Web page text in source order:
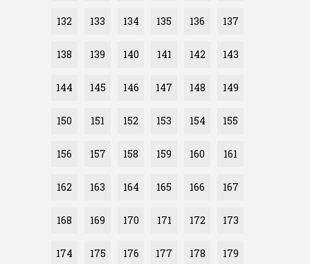
132 133 134 135 136 137
138 139 140 141 142 143
144 145 146 147 148 149
150 151 152 153 154 155
156 157 158 159 160 161
162 163 164 165 166 167
168 169 170 171 172 173
174 175 176 177 178 179